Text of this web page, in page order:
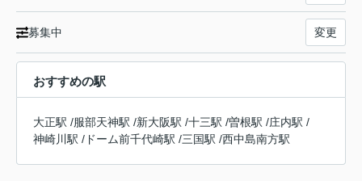
募集中 変更
おすすめの駅
大正駅 /服部天神駅 /新大阪駅 /十三駅 /曽根駅 /庄内駅 /
神崎川駅 / ドーム前千代崎駅 /三国駅 /西中島南方駅